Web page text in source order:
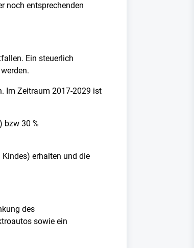
noch entsprechenden
Ein steuerlich
Im Zeitraum 2017-2029 ist
bzw 30 %
erhalten und die
des
sowie ein